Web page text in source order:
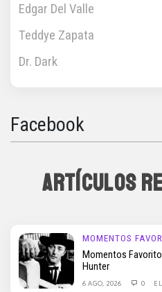
Edgar Del Valle
Teddye Zapata
Dr. Dark
Facebook
ARTÍCULOS
MOMENTOS
Momentos
Hunter
6 AGO, 2026 0